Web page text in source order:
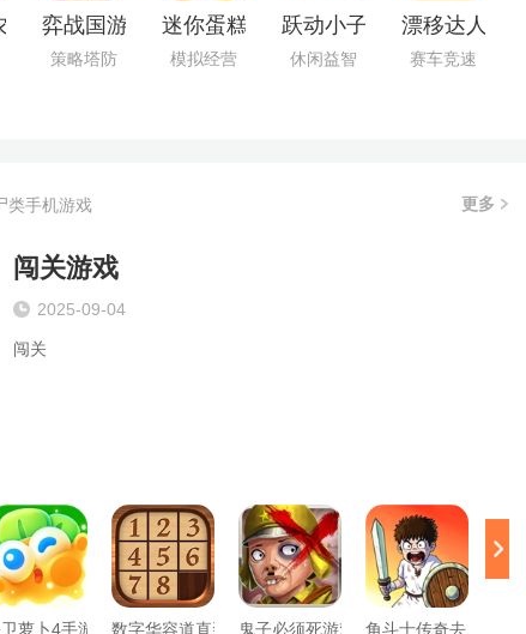
院红包版
弈战国游戏安装包
策略塔防
迷你蛋糕达人原版
模拟经营
跃动小子正版
休闲益智
漂移达人游
赛车竞速
更多
类手机游戏
闯关游戏
2025-09-04
闯关
萝卜4手游无广告版数字华容道直装版鬼子必须死游戏最新版角斗士传奇去广告版